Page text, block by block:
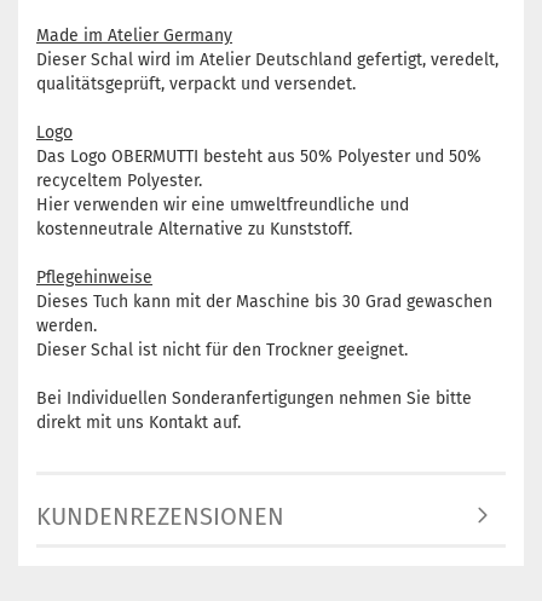
Made im Atelier Germany
Dieser Schal wird im Atelier Deutschland gefertigt, veredelt,
qualitätsgeprüft, verpackt und versendet.
Logo
Das Logo OBERMUTTI besteht aus 50% Polyester und 50%
recyceltem Polyester.
Hier verwenden wir eine umweltfreundliche und
kostenneutrale Alternative zu Kunststoff.
Pflegehinweise
Dieses Tuch kann mit der Maschine bis 30 Grad gewaschen
werden.
Dieser Schal ist nicht für den Trockner geeignet.
Bei Individuellen Sonderanfertigungen nehmen Sie bitte
direkt mit uns Kontakt auf.
KUNDENREZENSIONEN